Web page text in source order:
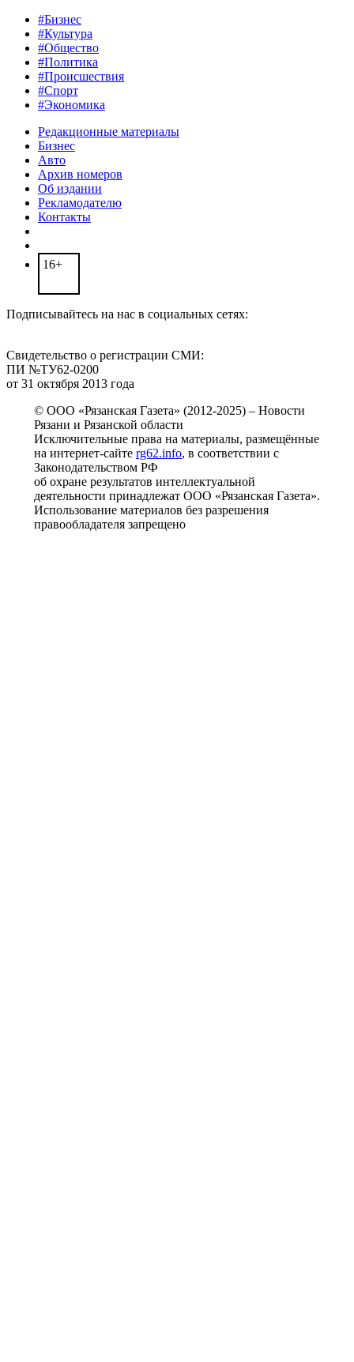
#Бизнес
#Культура
#Общество
#Политика
#Происшествия
#Спорт
#Экономика
Редакционные материалы
Бизнес
Авто
Архив номеров
Об издании
Рекламодателю
Контакты
16+
Подписывайтесь на нас в социальных сетях:
Свидетельство о регистрации СМИ:
ПИ №ТУ62-0200
от 31 октября 2013 года
© ООО «Рязанская Газета» (2012-2025) – Новости
Рязани и Рязанской области
Исключительные права на материалы, размещённые
на интернет-сайте rg62.info, в соответствии с
Законодательством РФ
об охране результатов интеллектуальной
деятельности принадлежат ООО «Рязанская Газета».
Использование материалов без разрешения
правообладателя запрещено